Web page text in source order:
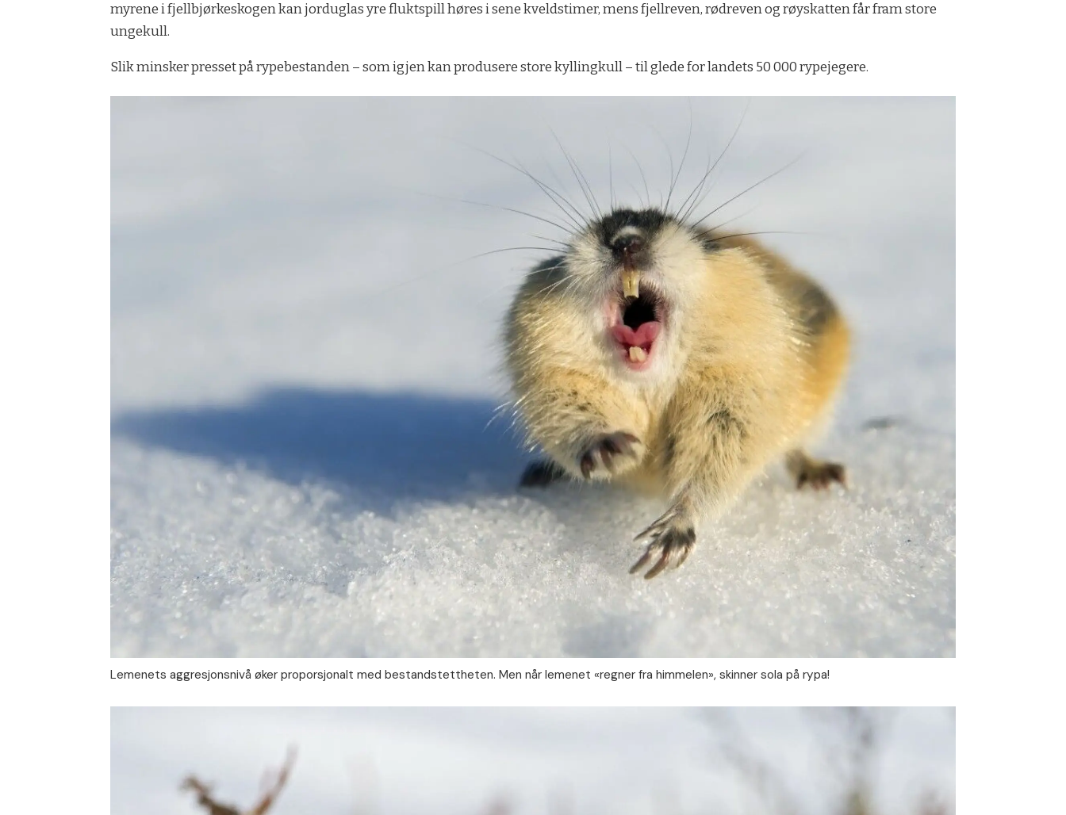
myrene i fjellbjørkeskogen kan jorduglas yre fluktspill høres i sene kveldstimer, mens fjellreven, rødreven og røyskatten får fram store
ungekull.
Slik minsker presset på rypebestanden – som igjen kan produsere store kyllingkull – til glede for landets 50 000 rypejegere.
Lemenets aggresjonsnivå øker proporsjonalt med bestandstettheten. Men når lemenet «regner fra himmelen», skinner sola på rypa!